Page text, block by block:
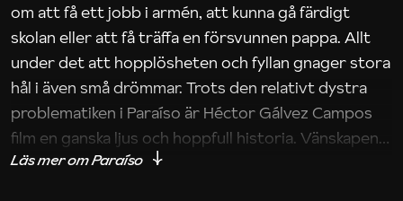
om att få ett jobb i armén, att kunna gå färdigt
skolan eller att få träffa en försvunnen pappa. Allt
under det att hopplösheten och fyllan gnager stora
hål i även små drömmar. Trots den relativt dystra
problematiken i Paraíso är Héctor Gálvez Campos
film en ganska ljus och hoppfull historia. Vänskapen
mellan ungdomarna, som delvis ”lånat ut” sina liv till